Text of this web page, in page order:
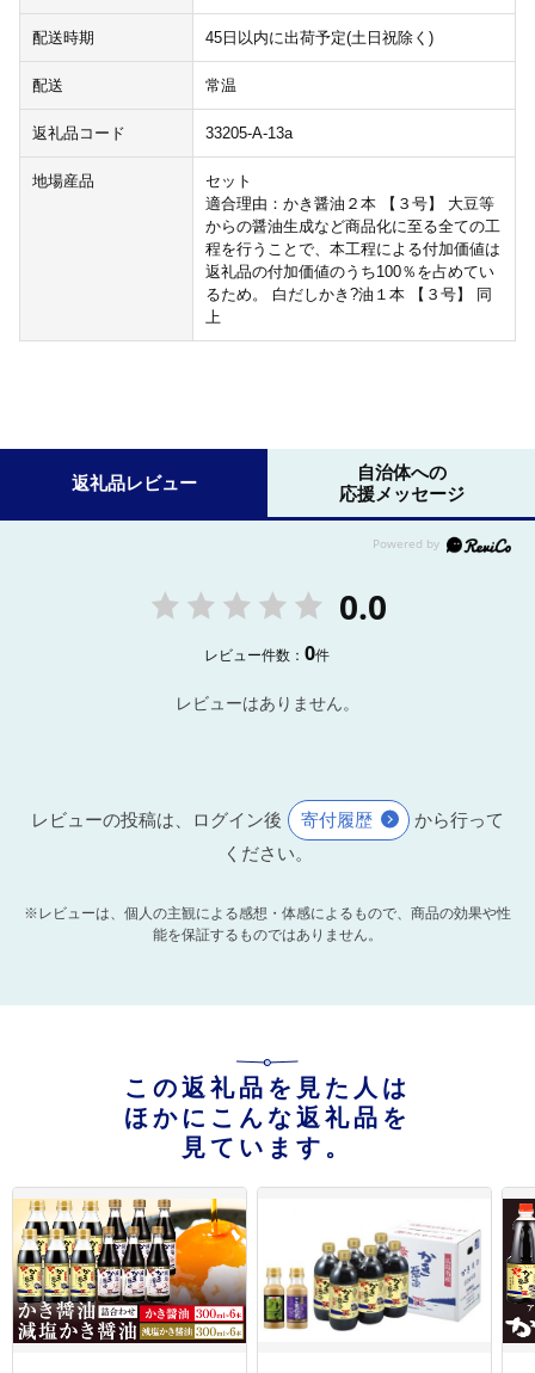
配送時期 45日以内に出荷予定(土日祝除く)
配送 常温
返礼品コード 33205-A-13a
地場産品
セット
適合理由：かき醤油２本 【３号】 大豆等
からの醤油生成など商品化に至る全ての工
程を行うことで、本工程による付加価値は
返礼品の付加価値のうち100％を占めてい
るため。 白だしかき?油１本 【３号】 同
上
返礼品レビュー
自治体への
応援メッセージ
0.0
レビュー件数：0件
レビューはありません。
レビューの投稿は、ログイン後 寄付履歴
から行って
ください。
※レビューは、個人の主観による感想・体感によるもので、商品の効果や性
能を保証するものではありません。
この返礼品を見た人は
ほかにこんな返礼品を
見ています。